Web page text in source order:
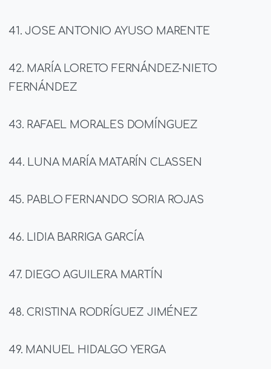
41. JOSE ANTONIO AYUSO MARENTE
42. MARÍA LORETO FERNÁNDEZ-NIETO
FERNÁNDEZ
43. RAFAEL MORALES DOMÍNGUEZ
44. LUNA MARÍA MATARÍN CLASSEN
45. PABLO FERNANDO SORIA ROJAS
46. LIDIA BARRIGA GARCÍA
47. DIEGO AGUILERA MARTÍN
48. CRISTINA RODRÍGUEZ JIMÉNEZ
49. MANUEL HIDALGO YERGA